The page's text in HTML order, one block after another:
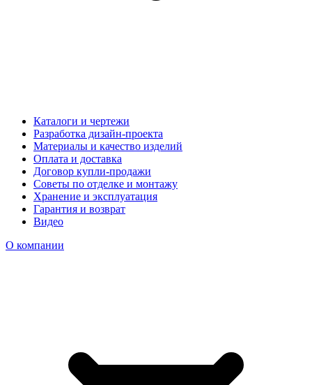
Каталоги и чертежи
Разработка дизайн-проекта
Материалы и качество изделий
Оплата и доставка
Договор купли-продажи
Советы по отделке и монтажу
Хранение и эксплуатация
Гарантия и возврат
Видео
О компании